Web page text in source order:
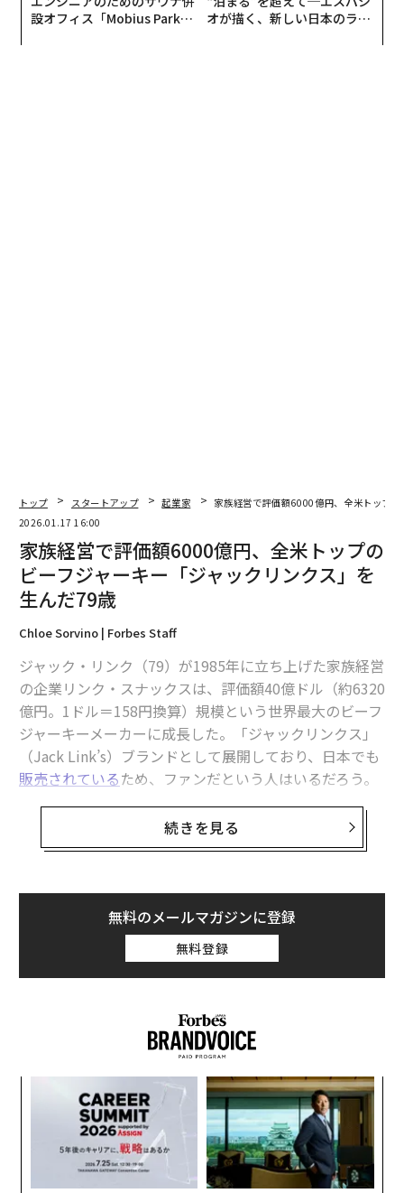
メンバーシップに登録する
関連記事
家族経営で評価額6000億円、全米トップのビーフジャーキー「ジャックリ
ンクス」を生んだ79歳
「米国産のコメと生産者」を守れ、トランプに「関税引き上げ」を直談判
米感謝祭市場に伝統製法の高級「ターキー」で乗り込む英国農家の野望
地域密着型ビジネスの成功法則：2025年に顧客の忠誠心を育むコミュニテ
農業 テクノロジー
食品/食生活
advertisement
設オフィス「Mobius Park」
オが描く、新しい日本のラグ
トップ スタートアップ 起業家
家族経営で評価額6000億円、全米トップ
2026.01.17 16:00
家族経営で評価額6000億円、全米トップの
ビーフジャーキー「ジャックリンクス」を
生んだ79歳
Chloe Sorvino | Forbes Staff
ジャック・リンク（79）が1985年に立ち上げた家族経営
の企業リンク・スナックスは、評価額40億ドル（約6320
億円。1ドル＝158円換算）規模という世界最大のビーフ
ジャーキーメーカーに成長した。「ジャックリンクス」
（Jack Link’s）ブランドとして展開しており、日本でも
販売されているため、ファンだという人はいるだろう。
し、年間8億パック超を生産しており、創業者本人とそ
の息子は今なお成長への意欲を失っていない。
コンビニで買ったジャーキーの価格に驚き、自
分で焼いてみた
1985年、ジャック・リンクがウィスコンシン州で営んで
いた食肉加工事業を倒産させたばかりのことだ。リンク
中で立ち寄ったコンビニエンスストアで数袋のジャーキ
ーを購入した。会計を済ませたリンクは、その価格の高
リンクは「『ずいぶん高いな』と思ったんだ」とフォー
ブスに語る。そのときの気づきは、リンクの頭から離れ
なかった。彼はやがて、自分でも同じような製品を作れ
ることに気づいた。しかも操業停止中の工場には、オー
続きを見る
無料のメールマガジンに登録
無料登録